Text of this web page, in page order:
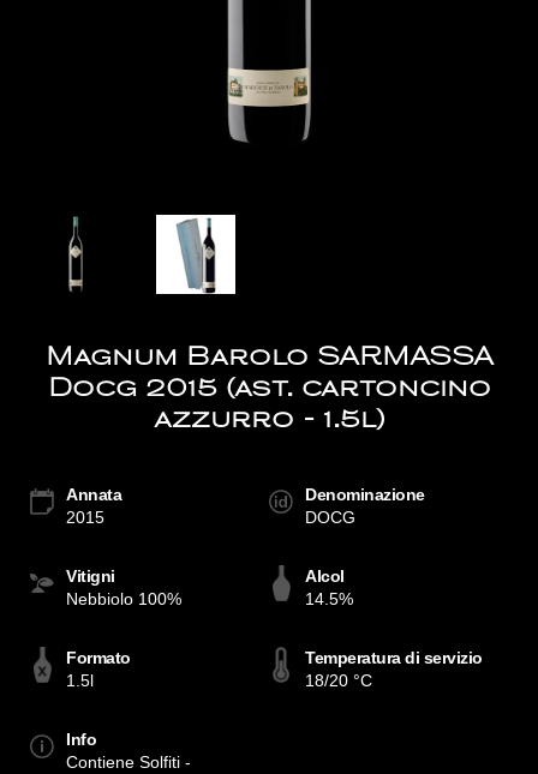
Magnum Barolo SARMASSA
Docg 2015 (ast. cartoncino
azzurro - 1.5l)
Annata
2015
Denominazione
DOCG
Vitigni
Nebbiolo 100%
Alcol
14.5%
Formato
1.5l
Temperatura di servizio
18/20 °C
Info
Contiene Solfiti -